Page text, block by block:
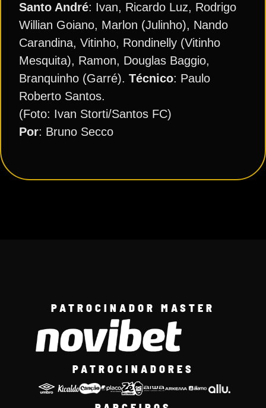
Santo André: Ivan, Ricardo Luz, Rodrigo
Willian Goiano, Marlon (Julinho), Nando
Carandina, Vitinho, Rondinelly (Vitinho
Mesquita), Ramon, Douglas Baggio,
Branquinho (Garré). Técnico: Paulo
Roberto Santos.
(Foto: Ivan Storti/Santos FC)
Por: Bruno Secco
PATROCINADOR MASTER
PATROCINADORES